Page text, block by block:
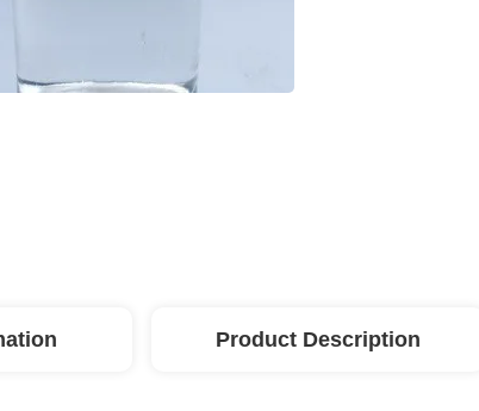
Product Description